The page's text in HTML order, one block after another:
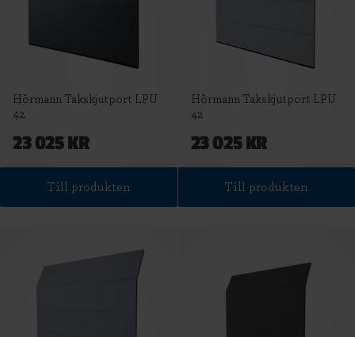
Hörmann Takskjutport LPU
42
23 025 KR
Till produkten
Hörmann Takskjutport LPU
42
23 025 KR
Till produkten